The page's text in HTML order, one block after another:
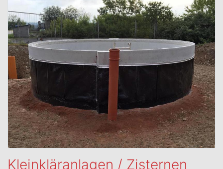
Kleinkläranlagen / Zisternen